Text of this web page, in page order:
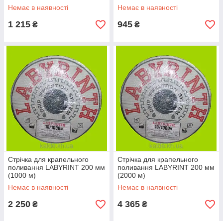
Немає в наявності
1 215 ₴
Немає в наявності
945 ₴
Стрічка для крапельного
поливання LABYRINT 200 мм
(1000 м)
Немає в наявності
2 250 ₴
Стрічка для крапельного
поливання LABYRINT 200 мм
(2000 м)
Немає в наявності
4 365 ₴